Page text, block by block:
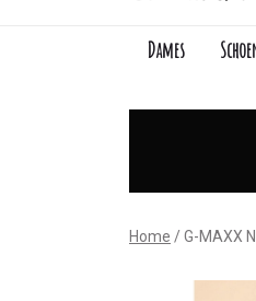
Dames
Home G-MAXX